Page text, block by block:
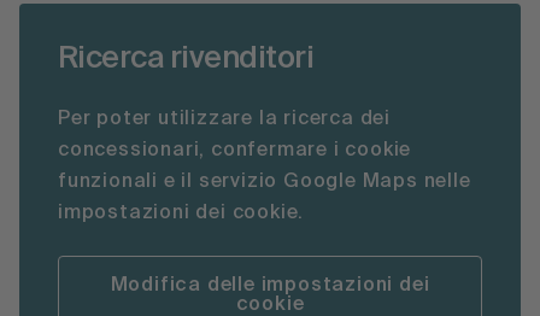
Ricerca rivenditori
Per poter utilizzare la ricerca dei
concessionari, confermare i cookie
funzionali e il servizio Google Maps nelle
impostazioni dei cookie.
Modifica delle impostazioni dei
cookie